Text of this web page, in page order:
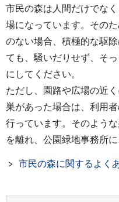
市民の森は人間だけでな
場になっています。その
のない場合、積極的な駆
ても、騒いだりせず、そ
にしてください。
ただし、園路や広場の近
巣があった場合は、利用
行っています。そのよう
を離れ、公園緑地事務所に
市民の森に関するよく